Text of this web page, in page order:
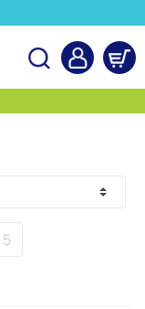
5